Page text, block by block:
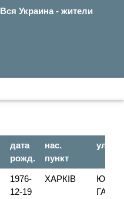
Вся Украина - жители
дата
рожд.
нас.
пункт
ул.
1976-
12-19
ХАРКІВ
ЮРІЯ